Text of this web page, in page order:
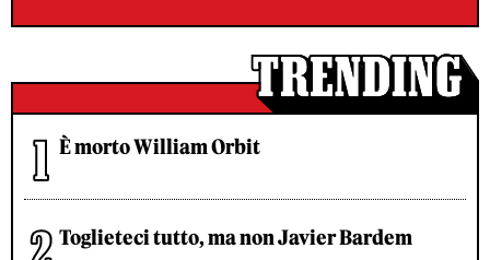
È morto William Orbit
Toglieteci tutto, ma non Javier Bardem